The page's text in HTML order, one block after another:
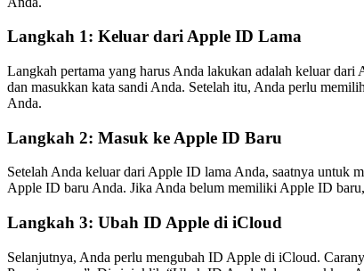
Langkah 1: Keluar dari Apple ID Lama
Langkah pertama yang harus Anda lakukan adalah keluar
dan masukkan kata sandi Anda. Setelah itu, Anda perlu
Anda.
Langkah 2: Masuk ke Apple ID Baru
Setelah Anda keluar dari Apple ID lama Anda, saatnya untuk
Apple ID baru Anda. Jika Anda belum memiliki Apple ID
Langkah 3: Ubah ID Apple di iCloud
Selanjutnya, Anda perlu mengubah ID Apple di iCloud.